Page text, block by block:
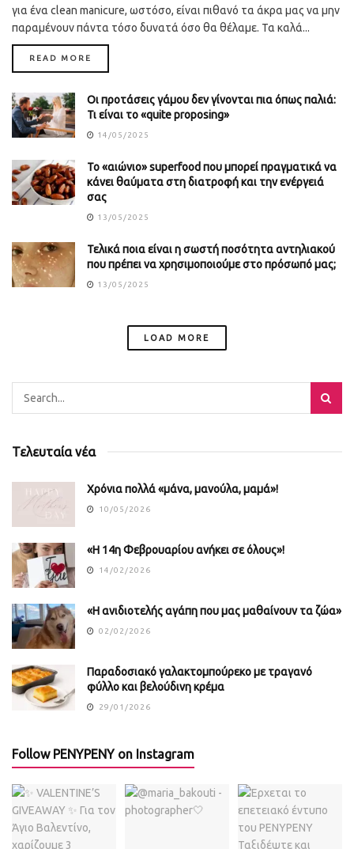
για ένα clean manicure, ωστόσο, είναι πιθανό τα άκρα μας να μην
παραμένουν πάντα τόσο δυνατά όσο θα θέλαμε. Τα καλά...
READ MORE
Οι προτάσεις γάμου δεν γίνονται πια όπως παλιά:
Τι είναι το «quite proposing»
14/05/2025
Το «αιώνιο» superfood που μπορεί πραγματικά να
κάνει θαύματα στη διατροφή και την ενέργειά
σας
13/05/2025
Τελικά ποια είναι η σωστή ποσότητα αντηλιακού
που πρέπει να χρησιμοποιούμε στο πρόσωπό μας;
13/05/2025
LOAD MORE
Τελευταία νέα
Χρόνια πολλά «μάνα, μανούλα, μαμά»!
10/05/2026
«Η 14η Φεβρουαρίου ανήκει σε όλους»!
14/02/2026
«Η ανιδιοτελής αγάπη που μας μαθαίνουν τα ζώα»
02/02/2026
Παραδοσιακό γαλακτομπούρεκο με τραγανό
φύλλο και βελούδινη κρέμα
29/01/2026
Follow PENYPENY on Instagram